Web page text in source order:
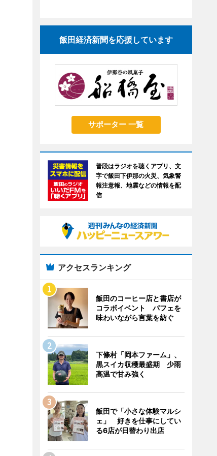
飯田経済新聞を応援しています
サポーター 一覧
普段はラジオを聴くアプリ、文
字で飯田下伊那の火災、気象警
報注意報、地震などの情報を配
信
アクセスランキング
飯田のコーヒー店と書店が
コラボイベント パフェを
味わいながら言葉を紡ぐ
下條村「岡本ファーム」、
黒スイカ収穫最盛期 少雨
高温で甘み強く
飯田で「小さな体験マルシ
ェ」 好きを仕事にしてい
る6店が日替わり出店